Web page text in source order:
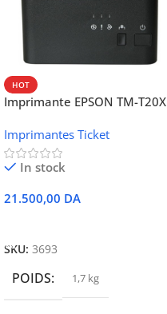
HOT
Imprimante EPSON TM-T20X
Ethernet
Imprimantes Ticket
In stock
21.500,00 DA
SKU: 3693
POIDS 1,7 kg